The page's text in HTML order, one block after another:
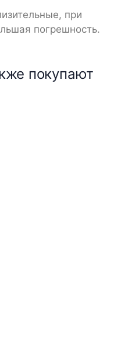
при
погрешность.
покупают